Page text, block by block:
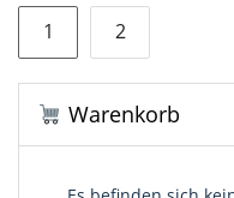
der
Beiträge
1 2
Warenkorb